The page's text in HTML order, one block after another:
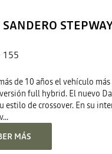
SANDERO
155
de 10 años el vehículo
full hybrid. El nuevo
estilo de crossover. En su
MÁS